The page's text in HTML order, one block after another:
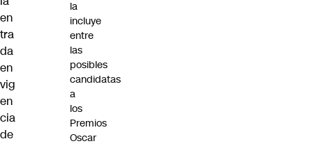
en
tra
da
en
vig
en
cia
de
la
incluye
entre
las
posibles
candidatas
a
los
Premios
Oscar